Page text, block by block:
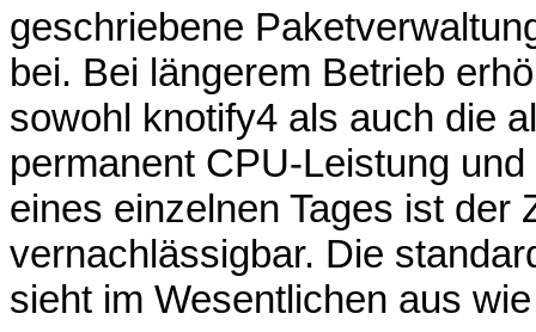
geschriebene
bei. Bei längerem Betrieb
sowohl knotify4 als auch die
permanent CPU-Leistung
eines einzelnen Tages ist der
vernachlässigbar. Die
sieht im Wesentlichen aus